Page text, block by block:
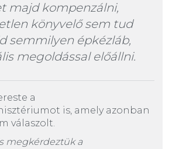
majd kompenzálni,
könyvelő sem tud
semmilyen épkézláb,
megoldással előállni.
a
is, amely azonban
válaszolt.
megkérdeztük a